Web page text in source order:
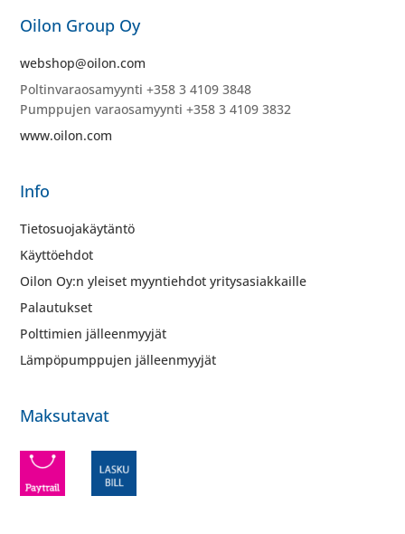
Oilon Group Oy
webshop@oilon.com
Poltinvaraosamyynti +358 3 4109 3848
Pumppujen varaosamyynti +358 3 4109 3832
www.oilon.com
Info
Tietosuojakäytäntö
Käyttöehdot
Oilon Oy:n yleiset myyntiehdot yritysasiakkaille
Palautukset
Polttimien jälleenmyyjät
Lämpöpumppujen jälleenmyyjät
Maksutavat